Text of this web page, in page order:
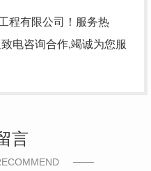
程有限公司！服务热
电咨询合作,竭诚为您服
言